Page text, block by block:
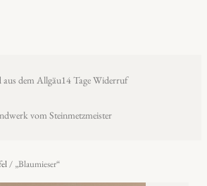
aus dem Allgäu14 Tage Widerruf
vom Steinmetzmeister
/ „Blaumieser“